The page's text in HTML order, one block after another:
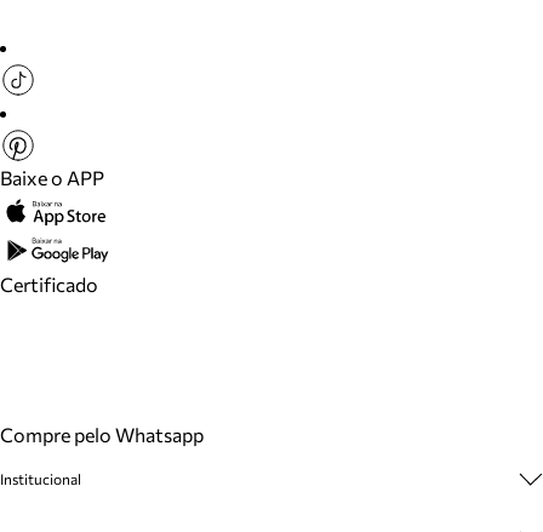
Baixe o APP
Certificado
Compre pelo Whatsapp
Institucional